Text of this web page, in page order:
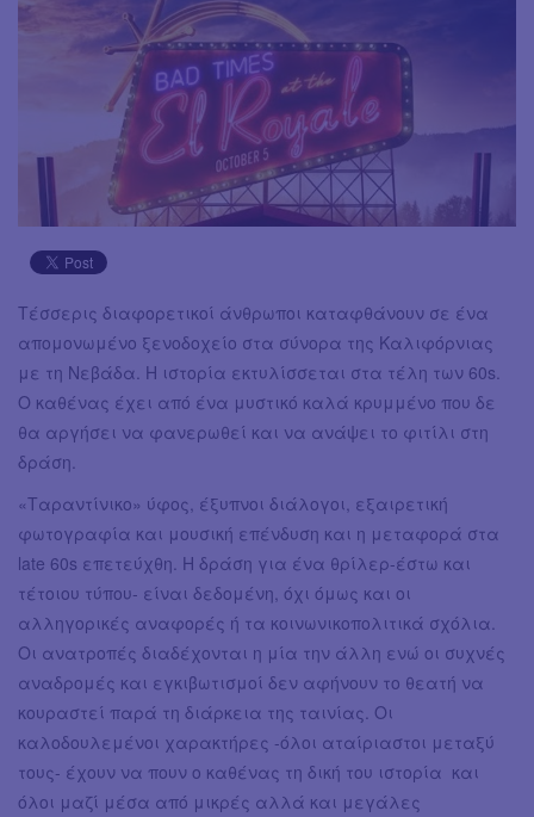
Τέσσερις διαφορετικοί άνθρωποι καταφθάνουν σε ένα
απομονωμένο ξενοδοχείο στα σύνορα της Καλιφόρνιας
με τη Νεβάδα. Η ιστορία εκτυλίσσεται στα τέλη των 60s.
Ο καθένας έχει από ένα μυστικό καλά κρυμμένο που δε
θα αργήσει να φανερωθεί και να ανάψει το φιτίλι στη
δράση.
«Tαραντίνικο» ύφος, έξυπνοι διάλογοι, εξαιρετική
φωτογραφία και μουσική επένδυση και η μεταφορά στα
late 60s επετεύχθη. Η δράση για ένα θρίλερ-έστω και
τέτοιου τύπου- είναι δεδομένη, όχι όμως και οι
αλληγορικές αναφορές ή τα κοινωνικοπολιτικά σχόλια.
Οι ανατροπές διαδέχονται η μία την άλλη ενώ οι συχνές
αναδρομές και εγκιβωτισμοί δεν αφήνουν το θεατή να
κουραστεί παρά τη διάρκεια της ταινίας. Οι
καλοδουλεμένοι χαρακτήρες -όλοι αταίριαστοι μεταξύ
τους- έχουν να πουν ο καθένας τη δική του ιστορία και
όλοι μαζί μέσα από μικρές αλλά και μεγάλες